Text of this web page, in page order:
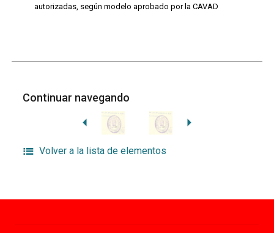
autorizadas, según modelo aprobado por la CAVAD
Continuar navegando
Volver a la lista de elementos